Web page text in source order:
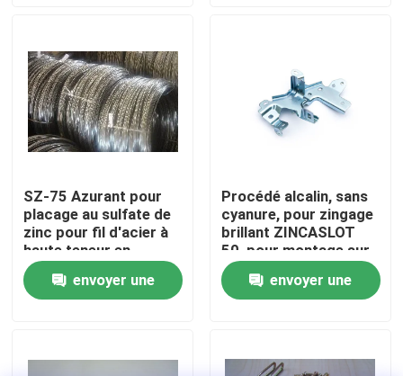
Visite de l'usine
Contrôle de qualité
Nous contacter
Nouvelles
SZ-75 Azurant pour
placage au sulfate de
zinc pour fil d'acier à
haute teneur en
carbone
envoyer une
Procédé alcalin, sans
cyanure, pour zingage
brillant ZINCASLOT
50, pour montage sur
supports et en
tonneauenvoyer une